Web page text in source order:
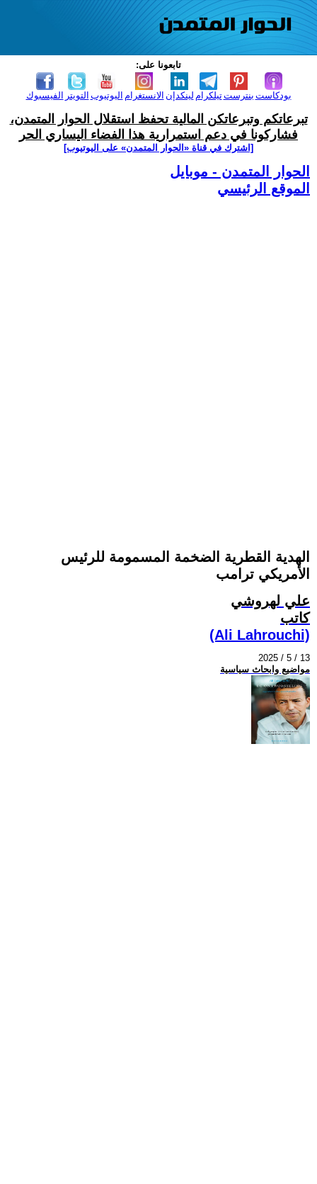
تابعونا على:
الفيسبوك التويتر اليوتيوب الانستغرام لينكدإن تيلكرامبنترست بودكاست
تبرعاتكم وتبرعاتكن المالية تحفظ استقلال الحوار المتمدن،
فشاركونا في دعم استمرارية هذا الفضاء اليساري الحر
[اشترك في قناة ‫«الحوار المتمدن» على اليوتيوب]
الحوار المتمدن - موبايل
الموقع الرئيسي
الهدية القطرية الضخمة المسمومة للرئيس
الأمريكي ترامب
علي لهروشي
كاتب
(Ali Lahrouchi)
2025 / 5 / 13
مواضيع وابحاث سياسية